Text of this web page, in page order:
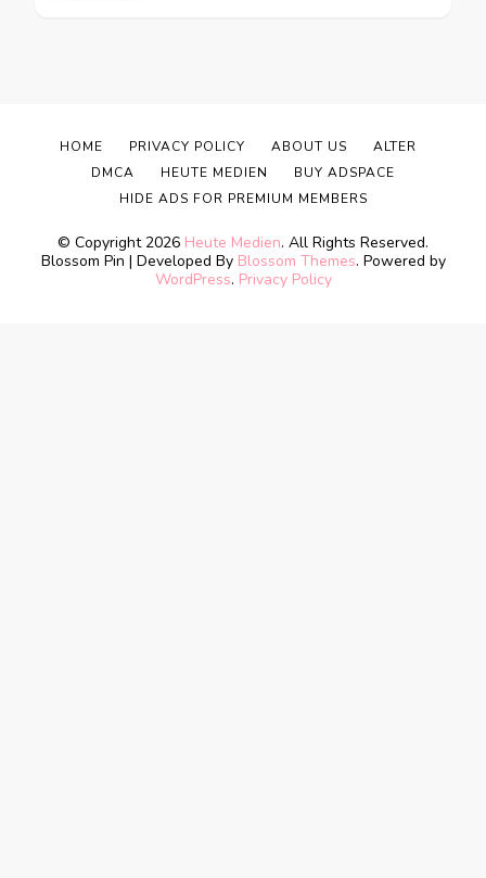
© Copyright 2026 Heute Medien. All Rights Reserved.
Blossom Pin | Developed By Blossom Themes. Powered by
WordPress. Privacy Policy
HOME PRIVACY POLICY ABOUT US
ALTER
DMCA
HEUTE MEDIEN
BUY ADSPACE
HIDE ADS FOR PREMIUM MEMBERS